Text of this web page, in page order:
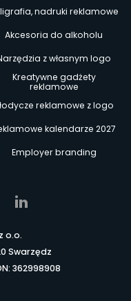
nadruki reklamowe
Akcesoria do alkoholu
z własnym logo
Kreatywne gadżety
reklamowe
reklamowe z logo
kalendarze 2027
Employer branding
o.o.
Swarzędz
362998908